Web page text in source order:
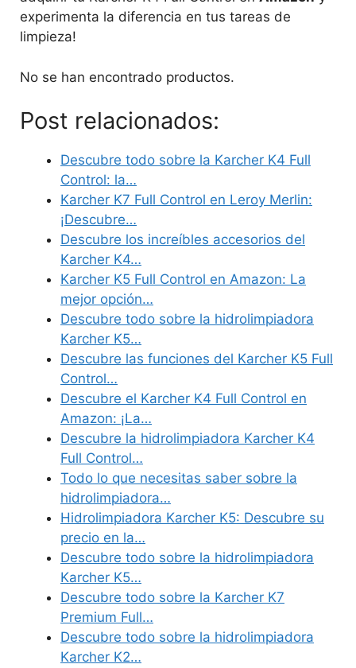
experimenta la diferencia en tus tareas de
limpieza!
No se han encontrado productos.
Post relacionados:
Descubre todo sobre la Karcher K4 Full
Control: la…
Karcher K7 Full Control en Leroy Merlin:
¡Descubre…
Descubre los increíbles accesorios del
Karcher K4…
Karcher K5 Full Control en Amazon: La
mejor opción…
Descubre todo sobre la hidrolimpiadora
Karcher K5…
Descubre las funciones del Karcher K5 Full
Control…
Descubre el Karcher K4 Full Control en
Amazon: ¡La…
Descubre la hidrolimpiadora Karcher K4
Full Control…
Todo lo que necesitas saber sobre la
hidrolimpiadora…
Hidrolimpiadora Karcher K5: Descubre su
precio en la…
Descubre todo sobre la hidrolimpiadora
Karcher K5…
Descubre todo sobre la Karcher K7
Premium Full…
Descubre todo sobre la hidrolimpiadora
Karcher K2…